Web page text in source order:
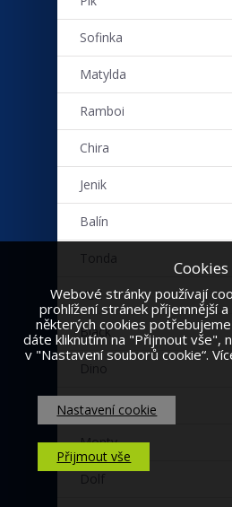
Sofinka
Matylda
Ramboi
Chira
Jenik
Balín
Tonda
VLK
Black
Dino
Punťa
Monty
Dolf
Cookies
Webové stránky používají
prohlížení stránek příjemnější
některých cookies
dáte kliknutím na "Přijmout vše",
v "Nastavení souborů cookie“.
Nastavení cookie
Přijmout vše